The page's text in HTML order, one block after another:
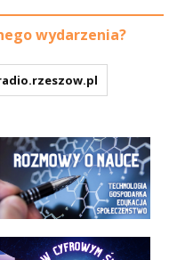
wydarzenia?